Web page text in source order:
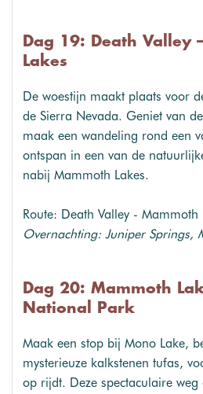
Dag 19: Death Valley
Lakes
De woestijn maakt plaats voor
de Sierra Nevada. Geniet van
maak een wandeling rond een
ontspan in een van de
nabij Mammoth Lakes.
Route: Death Valley -
Overnachting: Juniper Springs,
Dag 20: Mammoth
National Park
Maak een stop bij Mono Lake,
mysterieuze kalkstenen tufas,
op rijdt. Deze spectaculaire weg